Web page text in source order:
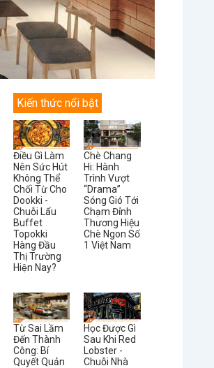
Kiến thức nổi bật
Điều Gì Làm
Nên Sức Hút
Không Thể
Chối Từ Cho
Dookki -
Chuỗi Lẩu
Buffet
Topokki
Hàng Đầu
Thị Trường
Hiện Nay?
Chè Chang
Hi: Hành
Trình Vượt
“Drama”
Sóng Gió Tới
Chạm Đỉnh
Thương Hiệu
Chè Ngon Số
1 Việt Nam
Từ Sai Lầm
Đến Thành
Công: Bí
Quyết Quản
Học Được Gì
Sau Khi Red
Lobster -
Chuỗi Nhà